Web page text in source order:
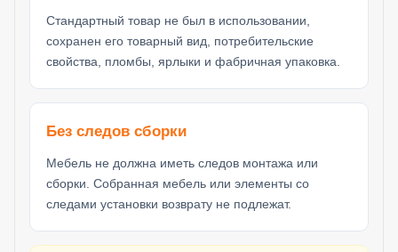
Стандартный товар не был в использовании,
сохранен его товарный вид, потребительские
свойства, пломбы, ярлыки и фабричная упаковка.
Без следов сборки
Мебель не должна иметь следов монтажа или
сборки. Собранная мебель или элементы со
следами установки возврату не подлежат.